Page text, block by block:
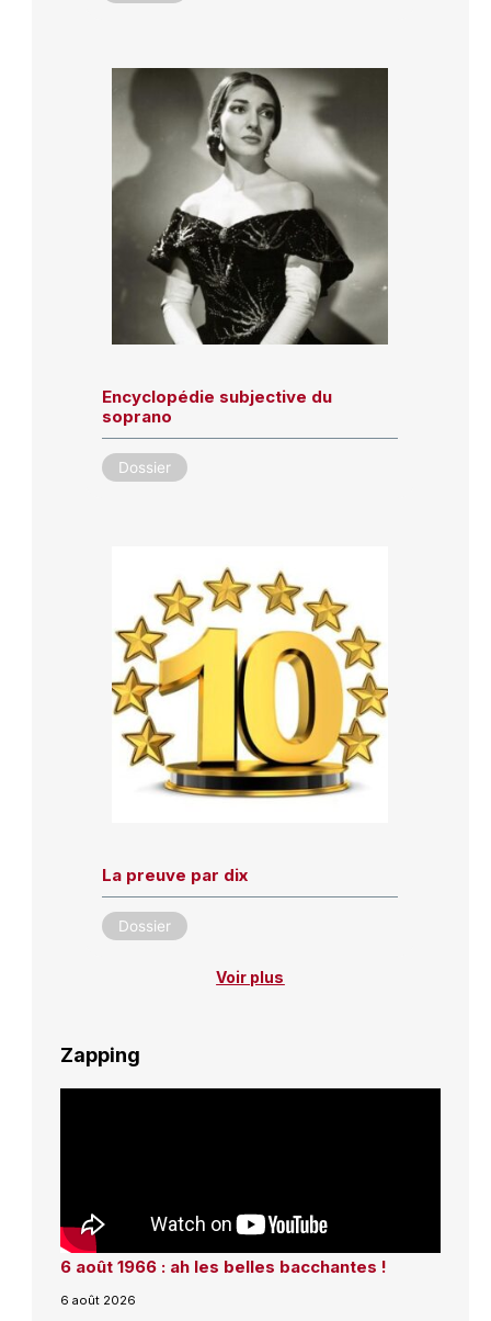
Encyclopédie subjective du
soprano
Dossier
La preuve par dix
Dossier
Voir plus
Zapping
6 août 1966 : ah les belles bacchantes !
6 août 2026